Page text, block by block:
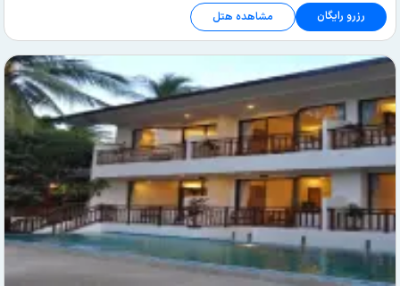
رزرو رایگان مشاهده هتل